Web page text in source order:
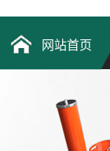
网站首页